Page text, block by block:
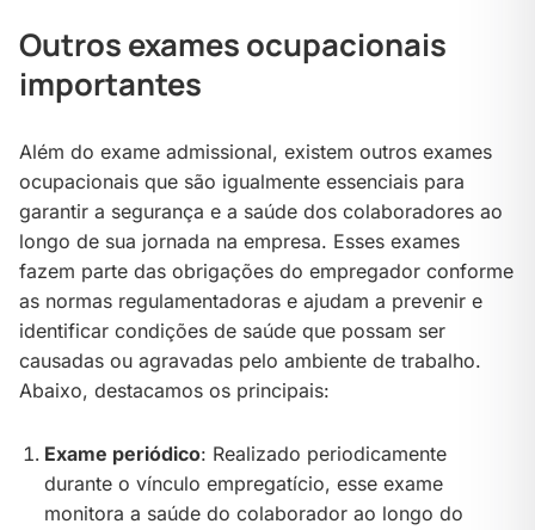
Outros exames ocupacionais
importantes
Além do exame admissional, existem outros exames
ocupacionais que são igualmente essenciais para
garantir a segurança e a saúde dos colaboradores ao
longo de sua jornada na empresa. Esses exames
fazem parte das obrigações do empregador conforme
as normas regulamentadoras e ajudam a prevenir e
identificar condições de saúde que possam ser
causadas ou agravadas pelo ambiente de trabalho.
Abaixo, destacamos os principais:
Exame periódico: Realizado periodicamente
durante o vínculo empregatício, esse exame
monitora a saúde do colaborador ao longo do